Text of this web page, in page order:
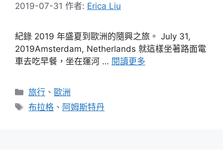
2019-07-31 作者: Erica Liu
紀錄 2019 年盛夏到歐洲的隨興之旅。 July 31,
2019Amsterdam, Netherlands 就這樣坐著路面電
車去吃早餐，坐在運河 … 閱讀更多
分
類
旅行 、歐洲
標
布拉格 、 阿姆斯特丹